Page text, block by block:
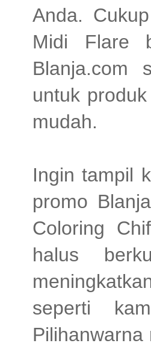
Anda.
Midi Flare
Blanja.com
untuk
mudah.
Ingin tampil
promo
Coloring
halus
seperti